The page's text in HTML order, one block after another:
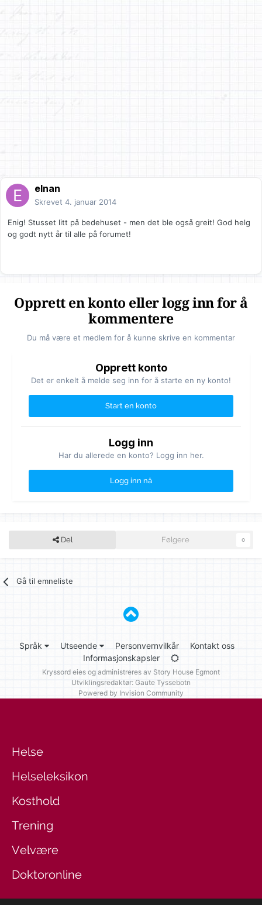
elnan
Skrevet 4. januar 2014
Enig! Stusset litt på bedehuset - men det ble også greit! God helg
og godt nytt år til alle på forumet!
Opprett en konto eller logg inn for å
kommentere
Du må være et medlem for å kunne skrive en kommentar
Opprett konto
Det er enkelt å melde seg inn for å starte en ny konto!
Start en konto
Logg inn
Har du allerede en konto? Logg inn her.
Logg inn nå
Del Følgere 0
Gå til emneliste
Språk Utseende Personvernvilkår
Kontakt oss
Informasjonskapsler
Kryssord eies og administreres av Story House Egmont
Utviklingsredaktør: Gaute Tyssebotn
Powered by Invision Community
Helse
Helseleksikon
Kosthold
Trening
Velvære
Doktoronline